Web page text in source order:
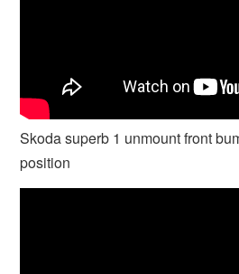
Skoda superb 1 unmount front
position